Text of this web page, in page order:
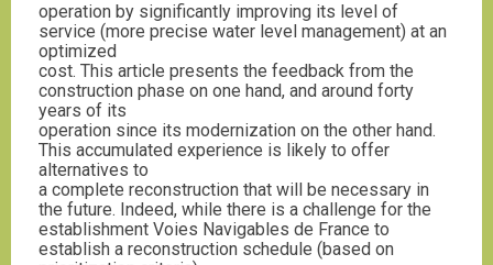
operation by significantly improving its level of
service (more precise water level management) at an
optimized
cost. This article presents the feedback from the
construction phase on one hand, and around forty
years of its
operation since its modernization on the other hand.
This accumulated experience is likely to offer
alternatives to
a complete reconstruction that will be necessary in
the future. Indeed, while there is a challenge for the
establishment Voies Navigables de France to
establish a reconstruction schedule (based on